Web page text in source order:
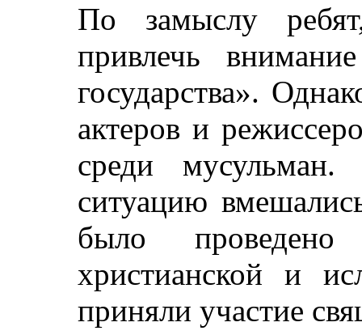
По замыслу
привлечь
государства».
актеров и
среди
ситуацию
было проведено
христианской и
приняли участие